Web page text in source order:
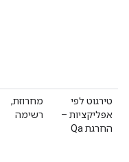
טירגוט לפי
אפליקציות –
החרגת Qa
מחרוזת,
רשימה